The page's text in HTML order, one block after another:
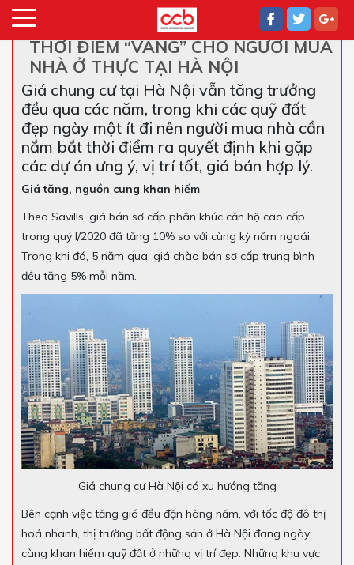
THỜI ĐIỂM “VÀNG” CHO NGƯỜI MUA
NHÀ Ở THỰC TẠI HÀ NỘI
Giá chung cư tại Hà Nội vẫn tăng trưởng
đều qua các năm, trong khi các quỹ đất
đẹp ngày một ít đi nên người mua nhà cần
nắm bắt thời điểm ra quyết định khi gặp
các dự án ưng ý, vị trí tốt, giá bán hợp lý.
Giá tăng, nguồn cung khan hiếm
Theo Savills, giá bán sơ cấp phân khúc căn hộ cao cấp
trong quý I/2020 đã tăng 10% so với cùng kỳ năm ngoái.
Trong khi đó, 5 năm qua, giá chào bán sơ cấp trung bình
đều tăng 5% mỗi năm.
Giá chung cư Hà Nội có xu hướng tăng
Bên cạnh việc tăng giá đều đặn hàng năm, với tốc độ đô thị
hoá nhanh, thị trường bất động sản ở Hà Nội đang ngày
càng khan hiếm quỹ đất ở những vị trí đẹp. Những khu vực